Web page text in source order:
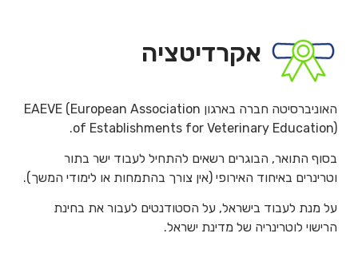
אקרדיטציה
האוניברסיטה חברה בארגון EAEVE (European Association
of Establishments for Veterinary Education).
בסוף התואר, הבוגרים רשאים להתחיל לעבוד ישר בתור
וטרינרים באיחוד האירופי (אין צורך בהתמחות או לימודי המשך).
על מנת לעבוד בישראל, על הסטודנטים לעבור את בחינת
הרישוי לוטרינריה של מדינת ישראל.